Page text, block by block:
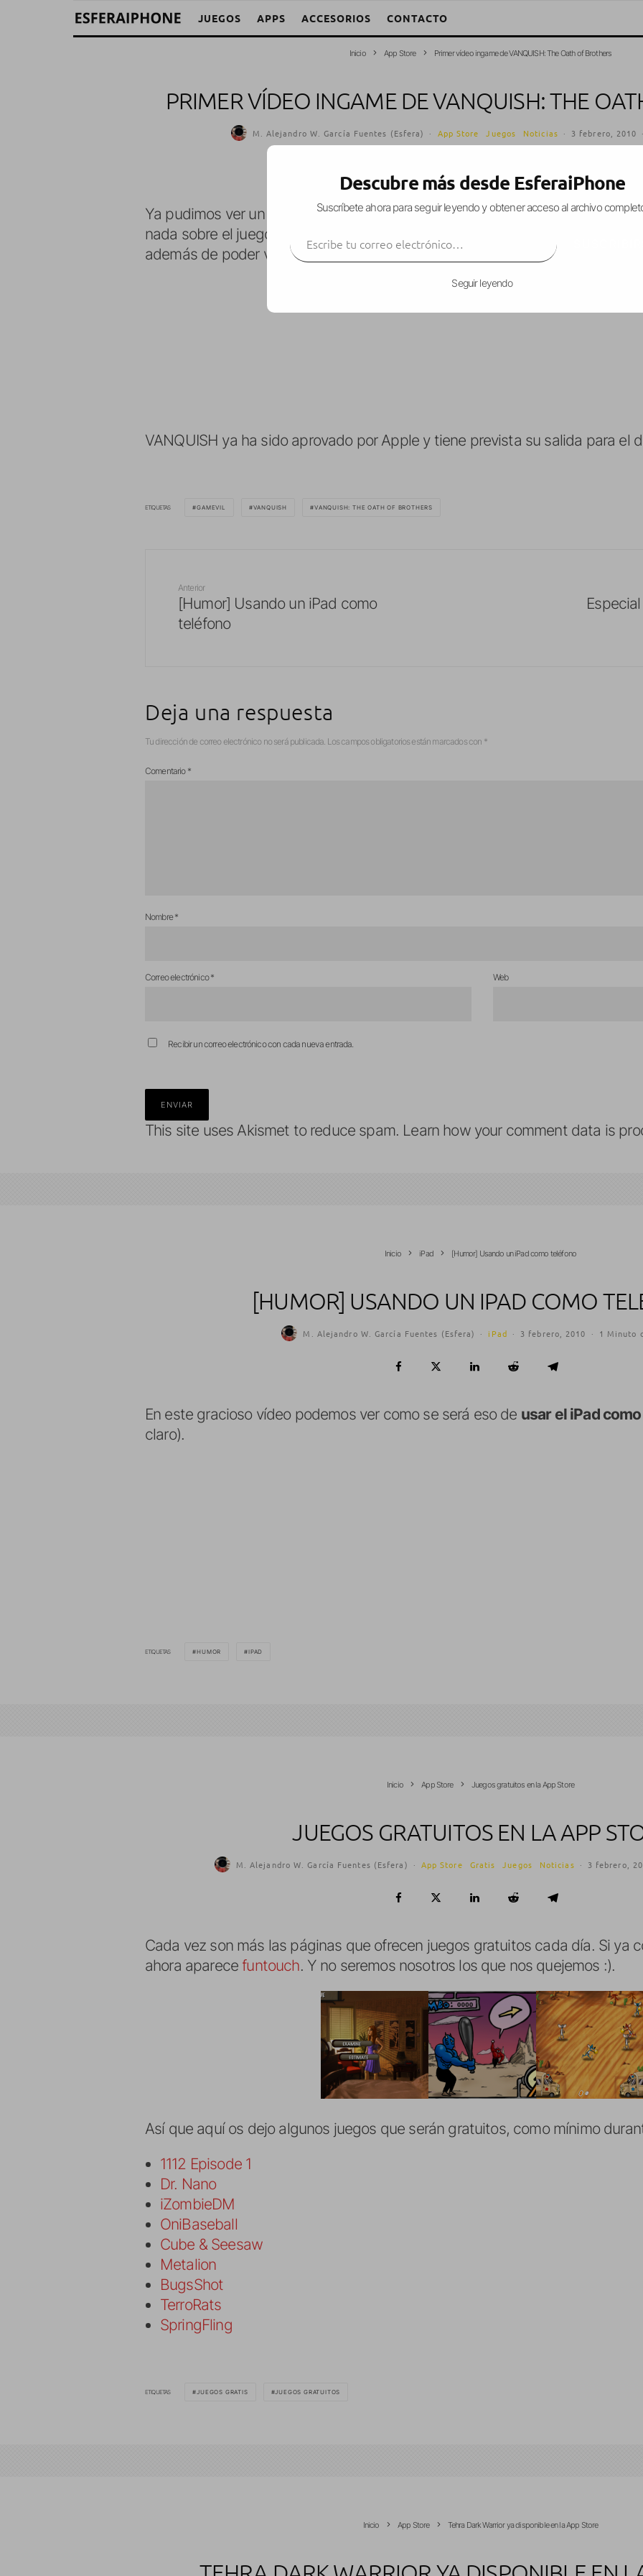
JUEGOS APPS ACCESORIOS CONTACTO
Inicio App Store Primer vídeo ingame de VANQUISH: The Oath of Brothers
PRIMER VÍDEO INGAME DE VANQUISH: THE
M. Alejandro W. García Fuentes (Esfera) · App Store Juegos Noticias · 3 febrero, 2010 ·
Ya pudimos ver un primer teaserdeVANQUISH: The Oath of Brothers,
nada sobre el juego en si. Ahora,
ha publicado un vídeo donde
además de poder ver el juego ingame.
VANQUISH ya ha sido aprovado por Apple y tiene prevista su salida para el
ETIQUETAS GAMEVIL VANQUISH VANQUISH: THE OATH OF BROTHERS
Anterior
[Humor] Usando un iPad como
teléfono
Deja una respuesta
Tu dirección de correo electrónico no será publicada. Los campos obligatorios están marcados con *
Comentario *
Nombre*
Correo electrónico* Web
Recibir un correo electrónico con cada nueva entrada.
This site uses Akismet to reduce spam. Learn how your comment data is
Inicio iPad [Humor] Usando un iPad como teléfono
[HUMOR] USANDO UN IPAD COMO
M. Alejandro W. García Fuentes (Esfera) · iPad · 3 febrero, 2010 · 1 Minuto
En este gracioso vídeo podemos ver como se será eso de usar el iPad
claro).
ETIQUETAS HUMOR IPAD
Inicio App Store Juegos gratuitos en la App Store
JUEGOS GRATUITOS EN LA APP
M. Alejandro W. García Fuentes (Esfera) · App Store Gratis Juegos Noticias · 3 febrero,
Cada vez son más las páginas que ofrecen juegos gratuitos cada día. Si ya
ahora aparece funtouch. Y no seremos nosotros los que nos quejemos :).
Así que aquí os dejo algunos juegos que serán gratuitos, como mínimo
1112 Episode 1
Dr. Nano
iZombieDM
OniBaseball
Cube & Seesaw
Metalion
BugsShot
TerroRats
SpringFling
ETIQUETAS JUEGOS GRATIS JUEGOS GRATUITOS
Inicio App Store Tehra Dark Warrior ya disponible en la App Store
Descubre más desde EsferaiPhone
Suscríbete ahora para seguir leyendo y obtener acceso al archivo
Seguir leyendo